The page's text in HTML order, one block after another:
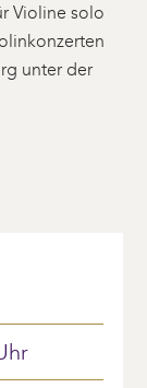
Violine solo
unter der